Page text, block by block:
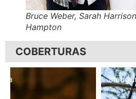
Bruce Weber, Sarah
Hampton
COBERTURAS
Inauguração Illa Café